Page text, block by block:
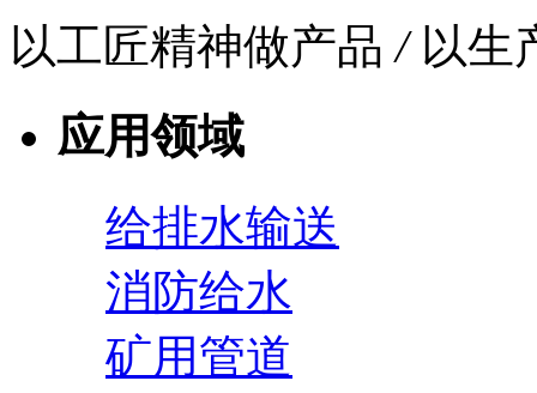
以工匠精神做产品/以生
应用领域
给排水输送
消防给水
矿用管道